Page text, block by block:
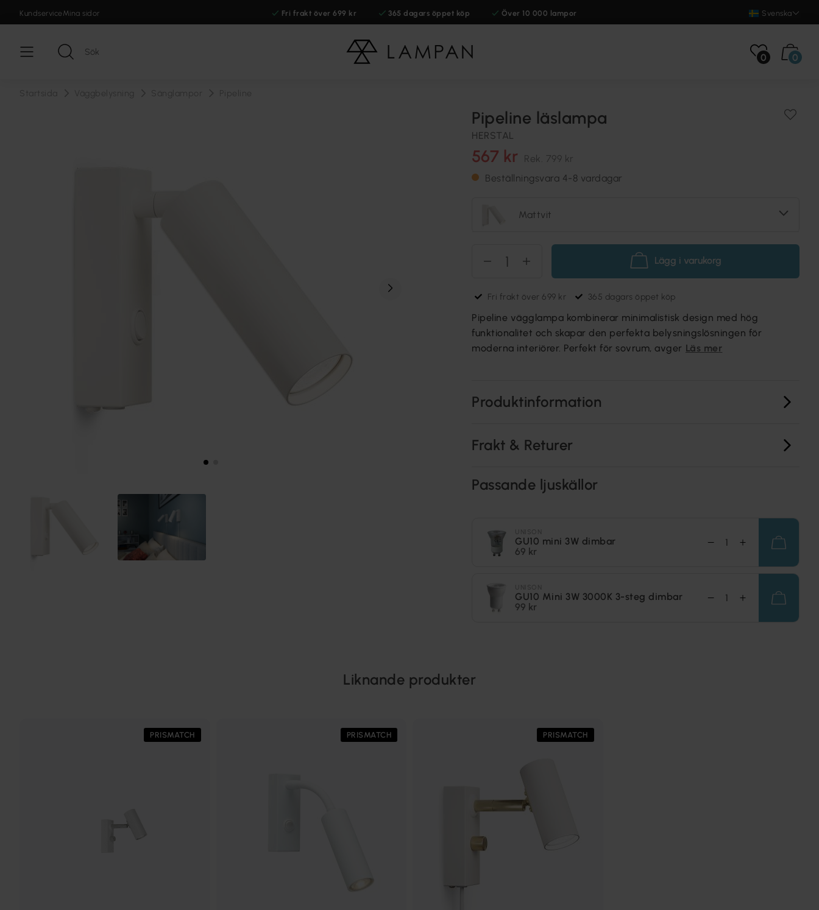
KundserviceMina sidor Fri frakt över 699 kr 365 dagars öppet köp Över 10 000 lampor Svenska
0 0
Pipeline läslampa
HERSTAL
567 kr Rek. 799 kr
Beställningsvara 4-8 vardagar
Mattvit
Lägg i varukorg
Fri frakt över 699 kr 365 dagars öppet köp
Pipeline vägglampa kombinerar minimalistisk design med hög
funktionalitet och skapar den perfekta belysningslösningen för
moderna interiörer. Perfekt för sovrum, avger Läs mer
Produktinformation
Frakt & Returer
Passande ljuskällor
GU10 mini 3W dimbar
69 kr
GU10 Mini 3W 3000K 3-steg dimbar
99 kr
Liknande produkter
PRISMATCH PRISMATCH PRISMATCH